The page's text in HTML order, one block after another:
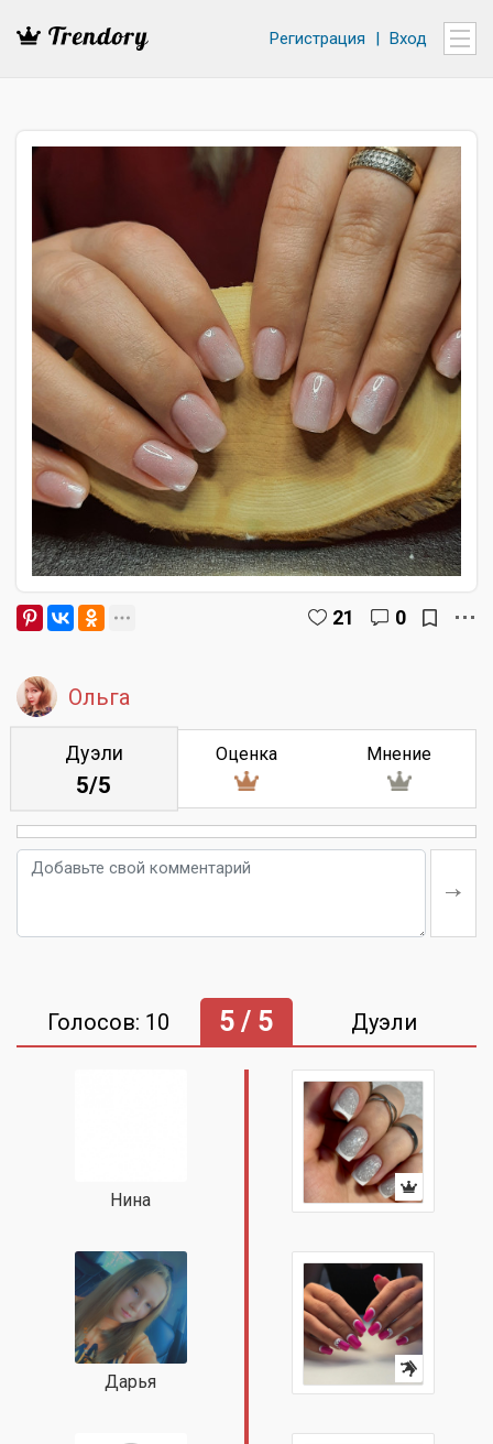
Регистрация | Вход
21 0
Ольга
Дуэли
5/5
Оценка Мнение
Голосов: 10 5 / 5 Дуэли
Нина
Дарья